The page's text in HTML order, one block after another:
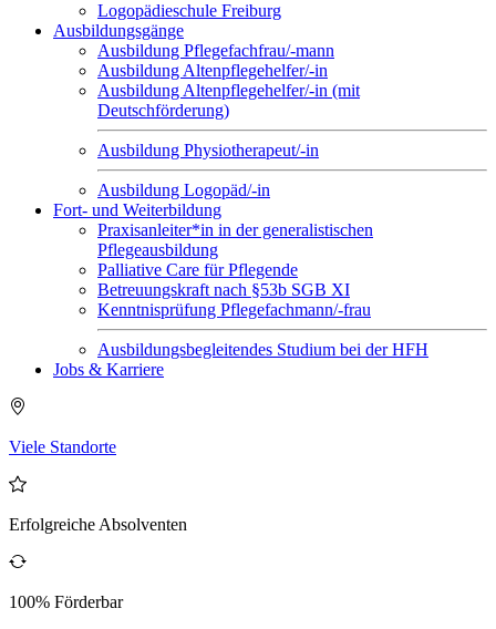
Logopädieschule Freiburg
Ausbildungsgänge
Ausbildung Pflegefachfrau/-mann
Ausbildung Altenpflegehelfer/-in
Ausbildung Altenpflegehelfer/-in (mit
Deutschförderung)
Ausbildung Physiotherapeut/-in
Ausbildung Logopäd/-in
Fort- und Weiterbildung
Praxisanleiter*in in der generalistischen
Pflegeausbildung
Palliative Care für Pflegende
Betreuungskraft nach §53b SGB XI
Kenntnisprüfung Pflegefachmann/-frau
Ausbildungsbegleitendes Studium bei der HFH
Jobs & Karriere
Viele Standorte
Erfolgreiche Absolventen
100% Förderbar